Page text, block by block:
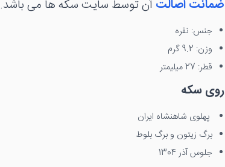
ضمانت اصالتآن توسط سایت سکه ها می باشد.
جنس: نقره
وزن: 9.2 گرم
قطر: 27 میلیمتر
روی سکه
پهلوی شاهنشاه ایران
برگ زیتون و برگ بلوط
جلوس آذر 1304